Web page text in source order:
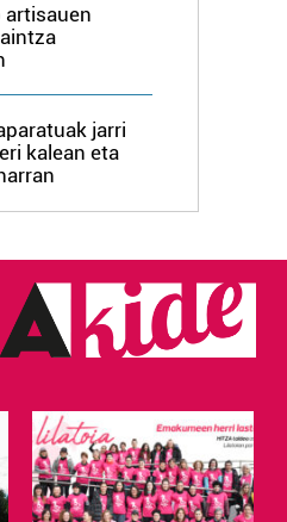
artisauen
jarri
kalean eta